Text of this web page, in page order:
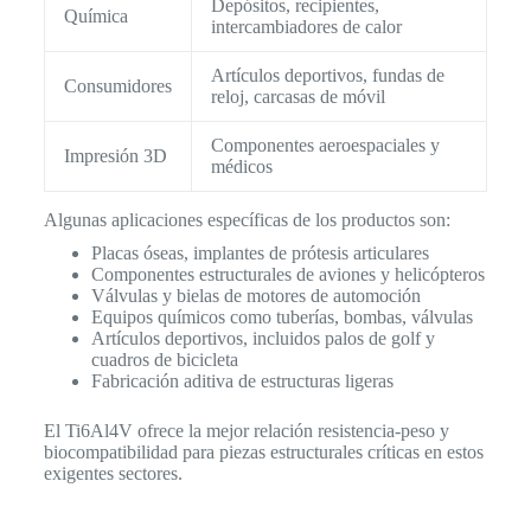
Química
Depósitos, recipientes,
intercambiadores de calor
Consumidores
Artículos deportivos, fundas de
reloj, carcasas de móvil
Impresión 3D
Componentes aeroespaciales y
médicos
Algunas aplicaciones específicas de los productos son:
Placas óseas, implantes de prótesis articulares
Componentes estructurales de aviones y helicópteros
Válvulas y bielas de motores de automoción
Equipos químicos como tuberías, bombas, válvulas
Artículos deportivos, incluidos palos de golf y
cuadros de bicicleta
Fabricación aditiva de estructuras ligeras
El Ti6Al4V ofrece la mejor relación resistencia-peso y
biocompatibilidad para piezas estructurales críticas en estos
exigentes sectores.